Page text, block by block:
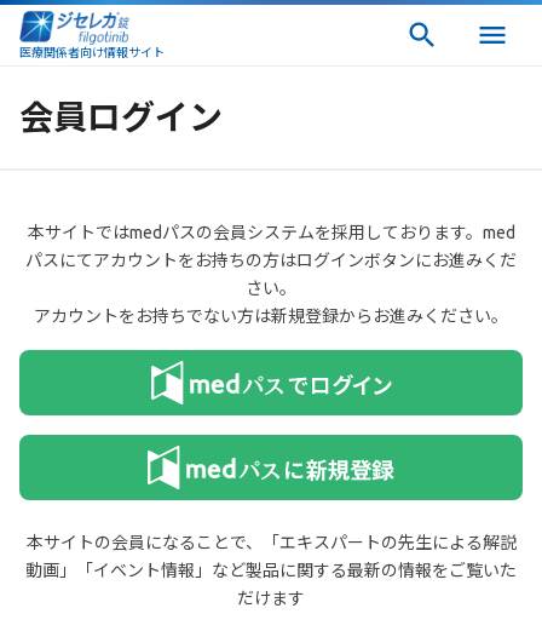
医療関係者向け情報サイト
会員ログイン
本サイトではmedパスの会員システムを採用しております。med
パスにてアカウントをお持ちの方はログインボタンにお進みくだ
さい。
アカウントをお持ちでない方は新規登録からお進みください。
本サイトの会員になることで、「エキスパートの先生による解説
動画」「イベント情報」など製品に関する最新の情報をご覧いた
だけます